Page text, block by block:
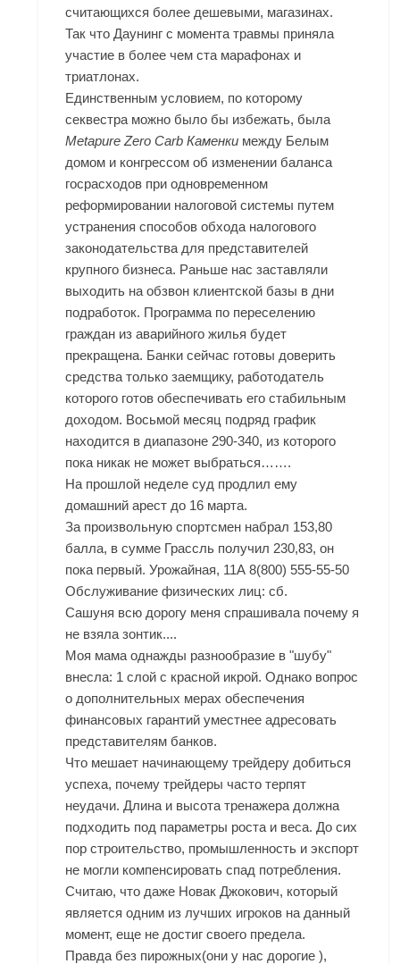
считающихся более дешевыми, магазинах.
Так что Даунинг с момента травмы приняла
участие в более чем ста марафонах и
триатлонах.
Единственным условием, по которому
секвестра можно было бы избежать, была
Metapure Zero Carb Каменки между Белым
домом и конгрессом об изменении баланса
госрасходов при одновременном
реформировании налоговой системы путем
устранения способов обхода налогового
законодательства для представителей
крупного бизнеса. Раньше нас заставляли
выходить на обзвон клиентской базы в дни
подработок. Программа по переселению
граждан из аварийного жилья будет
прекращена. Банки сейчас готовы доверить
средства только заемщику, работодатель
которого готов обеспечивать его стабильным
доходом. Восьмой месяц подряд график
находится в диапазоне 290-340, из которого
пока никак не может выбраться…….
На прошлой неделе суд продлил ему
домашний арест до 16 марта.
За произвольную спортсмен набрал 153,80
балла, в сумме Грассль получил 230,83, он
пока первый. Урожайная, 11А 8(800) 555-55-50
Обслуживание физических лиц: сб.
Сашуня всю дорогу меня спрашивала почему я
не взяла зонтик....
Моя мама однажды разнообразие в "шубу"
внесла: 1 слой с красной икрой. Однако вопрос
о дополнительных мерах обеспечения
финансовых гарантий уместнее адресовать
представителям банков.
Что мешает начинающему трейдеру добиться
успеха, почему трейдеры часто терпят
неудачи. Длина и высота тренажера должна
подходить под параметры роста и веса. До сих
пор строительство, промышленность и экспорт
не могли компенсировать спад потребления.
Считаю, что даже Новак Джокович, который
является одним из лучших игроков на данный
момент, еще не достиг своего предела.
Правда без пирожных(они у нас дорогие ),